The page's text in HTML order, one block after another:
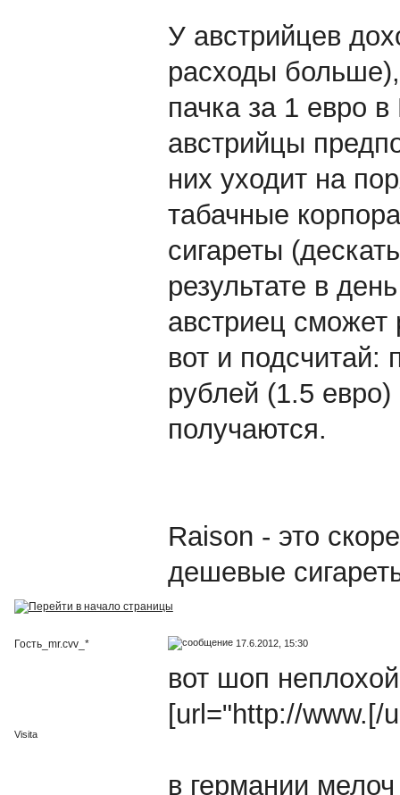
У австрийцев
расходы
пачка за 1 евро
австрийцы
них уходит на
табачные
сигареты
результате в
австриец сможет
вот и подсчитай:
рублей (1.5
получаются.
Raison - это
дешевые
Гость_mr.cvv_* 17.6.2012, 15:30
Visita
вот шоп
[url="http://www.[/
в германии